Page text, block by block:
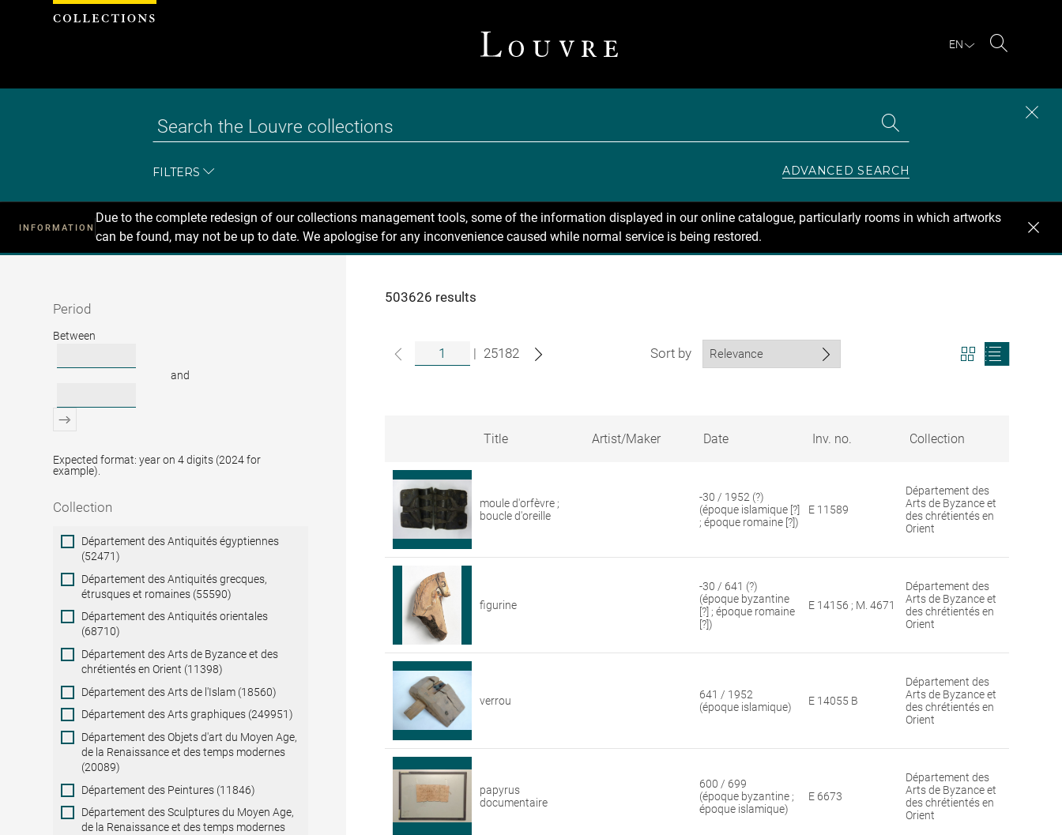
EN
FILTERS ADVANCED SEARCH
INFORMATION
Due to the complete redesign of our collections management tools, some of the information displayed in our online catalogue, particularly rooms in which artworks
can be found, may not be up to date. We apologise for any inconvenience caused while normal service is being restored.
Recherche
Period
Period
Between
and
Expected format: year on 4 digits (2024 for
example).
Collection
Collection
Département des Antiquités égyptiennes
(52471)
Département des Antiquités grecques,
étrusques et romaines (55590)
Département des Antiquités orientales
(68710)
Département des Arts de Byzance et des
chrétientés en Orient (11398)
Département des Arts de l'Islam (18560)
Département des Arts graphiques (249951)
Département des Objets d'art du Moyen Age,
de la Renaissance et des temps modernes
(20089)
Département des Peintures (11846)
Département des Sculptures du Moyen Age,
de la Renaissance et des temps modernes
503626 results
| 25182 Sort by
View
search
View
Search
results
for
artworks
Louvre
collections
Title Artist/Maker Date Inv. no. Collection
moule d'orfèvre ;
boucle d'oreille
-30 / 1952 (?)
(époque islamique [?]
; époque romaine [?])
E 11589
Département des
Arts de Byzance et
des chrétientés en
Orient
figurine
-30 / 641 (?)
(époque byzantine
[?] ; époque romaine
[?])
E 14156 ; M. 4671
Département des
Arts de Byzance et
des chrétientés en
Orient
verrou
641 / 1952
(époque islamique)
E 14055 B
Département des
Arts de Byzance et
des chrétientés en
Orient
papyrus
documentaire
600 / 699
(époque byzantine ;
époque islamique)
E 6673
Département des
Arts de Byzance et
des chrétientés en
Orient
Cookies management panel